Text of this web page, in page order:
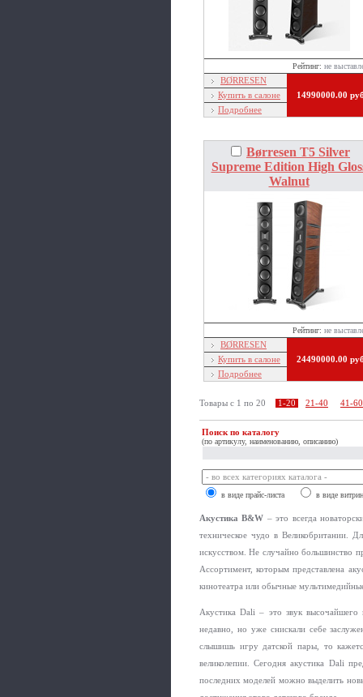
Рейтинг: не
BØRRESEN
14990000.00
Купить в салоне
Подробнее
Børresen T5 Silver
Supreme Edition High
Walnut
Рейтинг: не
BØRRESEN
24490000.00
Купить в салоне
Подробнее
Товары c 1 по 20 1-20 21-40 41-60
Поиск по каталогу
(по артикулу, наименованию, описанию)
в виде прайс-листа в виде
Акустика B&W – это всегда
техническое чудо в Великобритании.
искусством. Не случайно большинство
Ассортимент, которым представлена
кинотеатра или обычные
Акустика Dali – это звук высочайшего
недавно, но уже снискали себе
слышишь игру датской пары, то
великолепии. Сегодня акустика Dali
последних моделей можно выделить